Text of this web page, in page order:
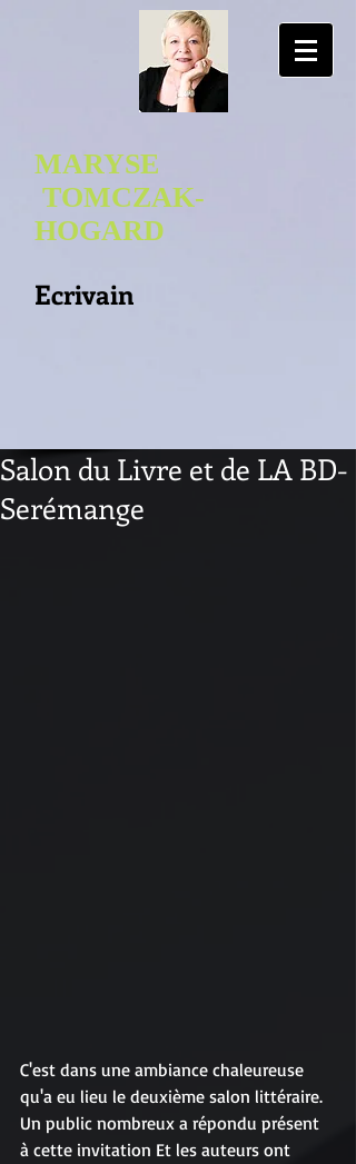
MARYSE
TOMCZAK-
HOGARD
Ecrivain
Salon du Livre et de LA BD-
Serémange
C'est dans une ambiance chaleureuse
qu'a eu lieu le deuxième salon littéraire.
Un public nombreux a répondu présent
à cette invitation Et les auteurs ont